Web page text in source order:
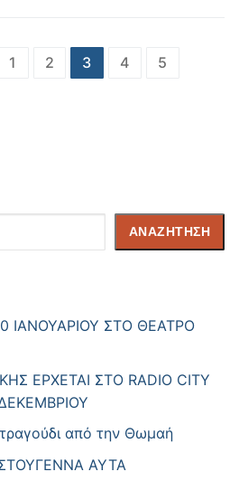
1 2 3 4
5
ΑΝΑΖΉΤΗΣΗ
ΙΑΝΟΥΑΡΙΟΥ ΣΤΟ ΘΕΑΤΡΟ
ΕΡΧΕΤΑΙ ΣΤΟ RADIO CITY
από την Θωμαή
ΑΥΤΑ